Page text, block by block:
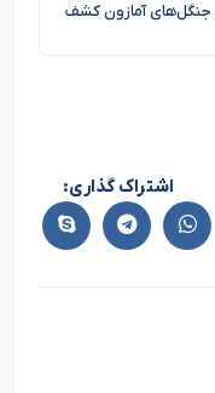
جنگل‌های آمازون کشف
اشتراک گذاری: